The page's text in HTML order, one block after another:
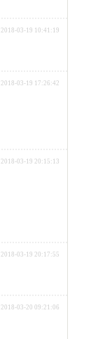
2018-03-19 10:41:19
2018-03-19 17:26:42
2018-03-19 20:15:13
2018-03-19 20:17:55
2018-03-20 09:21:06